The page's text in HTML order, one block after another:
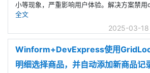
小等现象，严重影响用户体验。解决方案禁
全文
2025-03-18
Winform+DevExpress使用
明细选择商品，并自动添加新商品记